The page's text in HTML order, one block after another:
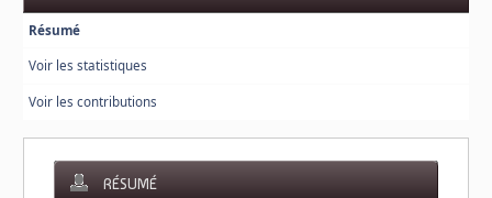
Résumé
Voir les statistiques
Voir les contributions
RÉSUMÉ